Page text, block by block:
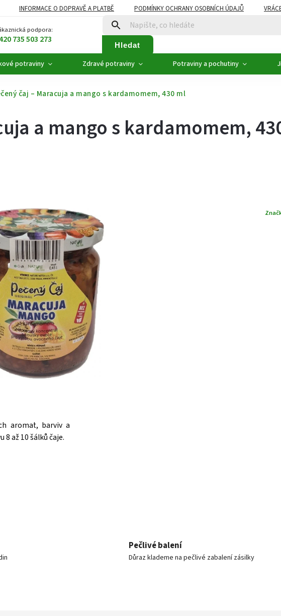
INFORMACE O DOPRAVĚ A PLATBĚ PODMÍNKY OCHRANY OSOBNÍCH ÚDAJŮ
ZDRAVÉ POTRAVINY NOVINKY AKCE, SLEVY
podpora:
735 503 273 Hledat
potraviny Zdravé potraviny Potraviny a pochutiny
čaj – Maracuja a mango s kardamomem, 430 ml
a mango s kardamomem,
aromat, barviv a
až 10 šálků čaje.
Pečlivé balení
Důraz klademe na pečlivé zabalení zásilky